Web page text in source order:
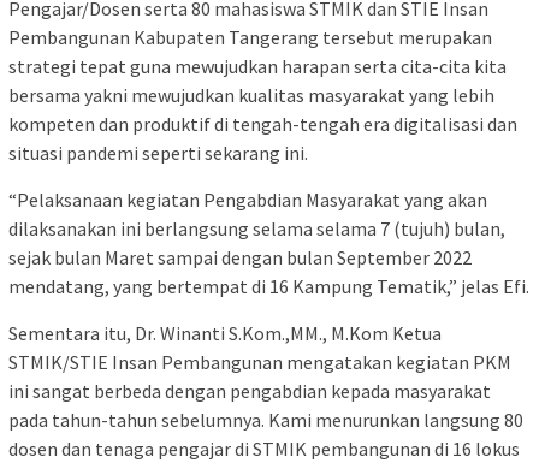
Pengajar/Dosen serta 80 mahasiswa STMIK dan STIE Insan
Pembangunan Kabupaten Tangerang tersebut merupakan
strategi tepat guna mewujudkan harapan serta cita-cita kita
bersama yakni mewujudkan kualitas masyarakat yang lebih
kompeten dan produktif di tengah-tengah era digitalisasi dan
situasi pandemi seperti sekarang ini.
“Pelaksanaan kegiatan Pengabdian Masyarakat yang akan
dilaksanakan ini berlangsung selama selama 7 (tujuh) bulan,
sejak bulan Maret sampai dengan bulan September 2022
mendatang, yang bertempat di 16 Kampung Tematik,” jelas Efi.
Sementara itu, Dr. Winanti S.Kom.,MM., M.Kom Ketua
STMIK/STIE Insan Pembangunan mengatakan kegiatan PKM
ini sangat berbeda dengan pengabdian kepada masyarakat
pada tahun-tahun sebelumnya. Kami menurunkan langsung 80
dosen dan tenaga pengajar di STMIK pembangunan di 16 lokus